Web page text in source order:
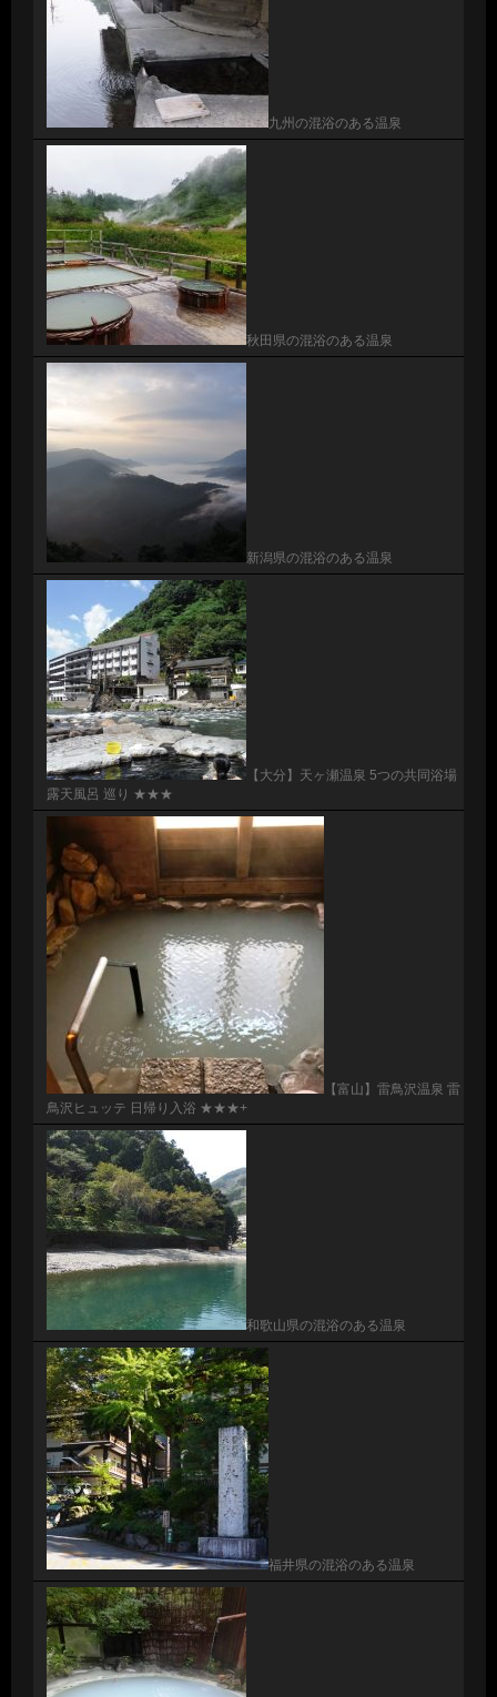
九州の混浴のある温泉
秋田県の混浴のある温泉
新潟県の混浴のある温泉
【大分】天ヶ瀬温泉 5つの共同浴場
露天風呂 巡り ★★★
【富山】雷鳥沢温泉 雷
鳥沢ヒュッテ 日帰り入浴 ★★★+
和歌山県の混浴のある温泉
福井県の混浴のある温泉